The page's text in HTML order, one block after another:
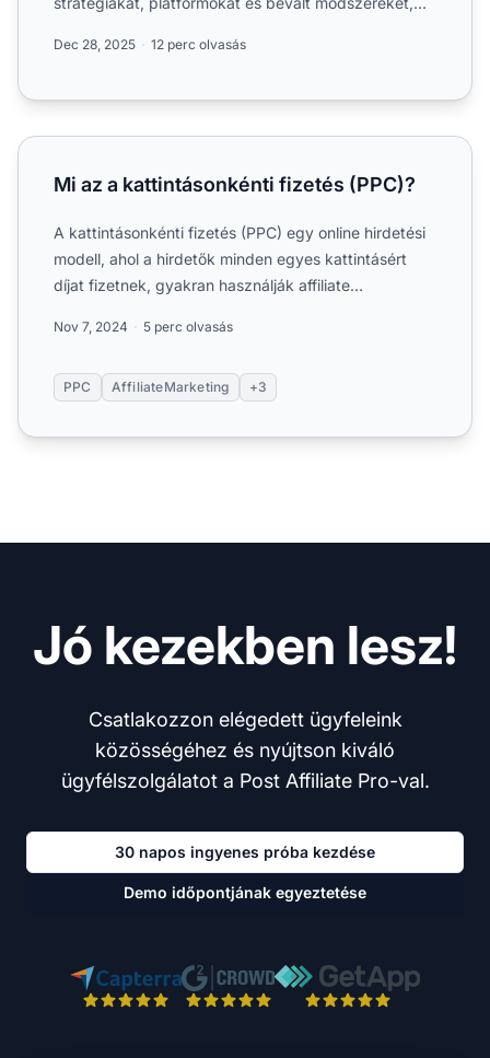
Dec 28, 2025 12 perc olvasás
Mi az a kattintásonkénti fizetés (PPC)?
Mi az a kattintásonkénti fizetés (PPC)?
A kattintásonkénti fizetés (PPC) egy online hirdetési
modell, ahol a hirdetők minden egyes kattintásért
díjat fizetnek, gyakran használják affiliate
Nov 7, 2024 5 perc olvasás
PPC AffiliateMarketing +3
Jó kezekben lesz!
Csatlakozzon elégedett ügyfeleink
közösségéhez és nyújtson kiváló
ügyfélszolgálatot a Post Affiliate Pro-val.
30 napos ingyenes próba kezdése
Demo időpontjának egyeztetése